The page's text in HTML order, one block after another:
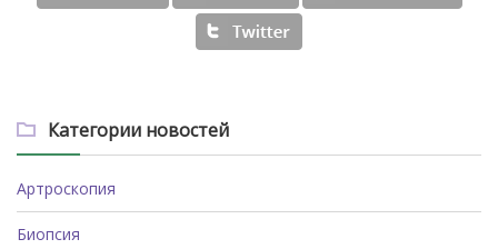
Категории новостей
Артроскопия
Биопсия